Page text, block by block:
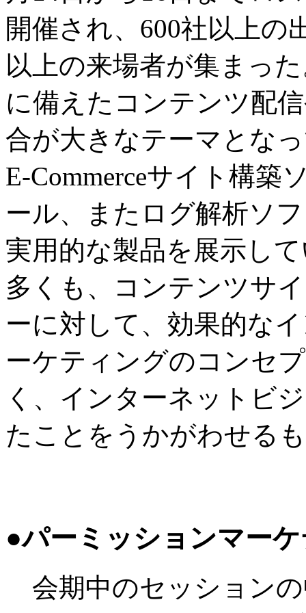
開催され、600社以上の
以上の来場者が集まっ
に備えたコンテンツ配
合が大きなテーマとな
E-Commerceサイト構
ール、またログ解析ソ
実用的な製品を展示し
多くも、コンテンツサ
ーに対して、効果的な
ーケティングのコンセ
く、インターネットビ
たことをうかがわせる
●パーミッションマー
会期中のセッションの